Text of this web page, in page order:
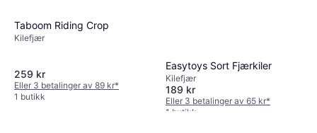
249 kr279 kr
2 butikker
Taboom Riding Crop
Kilefjær
259 kr
Eller 3 betalinger av 89 kr*
1 butikk
Easytoys Sort Fjærkiler
Kilefjær
189 kr
Eller 3 betalinger av 65 kr*
1 butikk